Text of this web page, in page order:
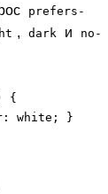
prefers-
, dark и
no-
{
white; }